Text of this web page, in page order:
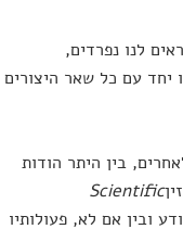
לנו נפרדים,
יחד עם כל שאר היצורים
בין היתר הודות
Scientific
ובין אם לא, פעולותיו